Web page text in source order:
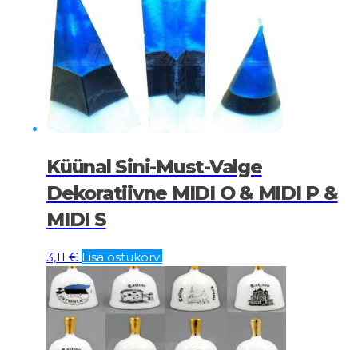
Küünal Sini-Must-Valge
Dekoratiivne MIDI O & MIDI P &
MIDI S
3,11 € Lisa ostukorvi